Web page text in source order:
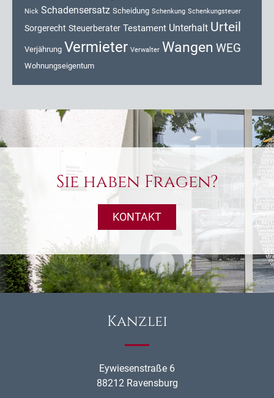
Nick Schadensersatz Scheidung Schenkung Schenkungsteuer
Sorgerecht Steuerberater Testament Unterhalt Urteil
Verjährung Vermieter Verwalter Wangen WEG
Wohnungseigentum
Sie haben Fragen?
KONTAKT
Kanzlei
Eywiesenstraße 6
88212 Ravensburg